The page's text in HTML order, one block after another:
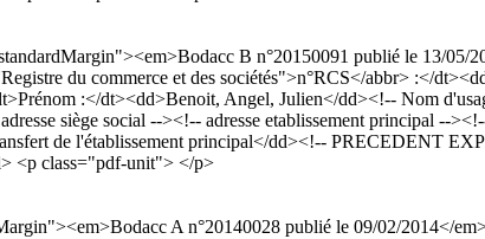
B n°20150091 publié le 13/
du commerce et des sociétés">n°RCS</abbr> :</
:</dt><dd>Benoit, Angel, Julien</dd><!-- Nom
siège social --><!-- adresse etablissement principal --
de l'établissement principal</dd><!-- PRECEDENT
<p class="pdf-unit"> </p>
A n°20140028 publié le 09/02/2014</